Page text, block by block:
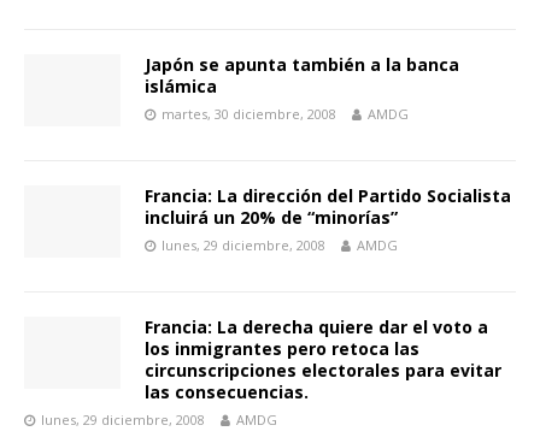
Japón se apunta también a la banca
islámica
martes, 30 diciembre, 2008 AMDG
Francia: La dirección del Partido Socialista
incluirá un 20% de “minorías”
lunes, 29 diciembre, 2008 AMDG
Francia: La derecha quiere dar el voto a
los inmigrantes pero retoca las
circunscripciones electorales para evitar
las consecuencias.
lunes, 29 diciembre, 2008 AMDG